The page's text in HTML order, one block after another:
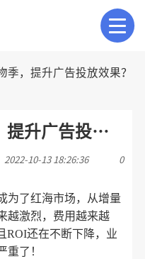
季，提升广告投放效果？
如何备战Q4购物季，提升广告投放效果？（上）
2022-10-13 18:26:36 0
为了红海市场，从增量
越激烈，费用越来越
ROI还在不断下降，业
重了！